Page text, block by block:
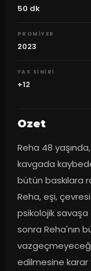
50 dk
PROMIYER
2023
YAS SINIRI
+12
Ozet
Reha 48
kavgada
bütün baskılara
Reha, eşi,
psikolojik savaşa
sonra Reha'nın
edilmesine karar